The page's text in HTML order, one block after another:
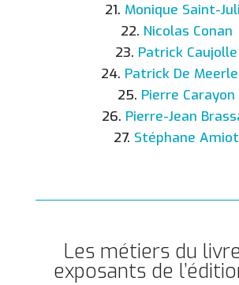
21. Monique Saint-
22. Nicolas Conan
23. Patrick Caujolle
24. Patrick De
25. Pierre Carayon
26. Pierre-Jean
27. Stéphane Amiot
Les métiers du
exposants de